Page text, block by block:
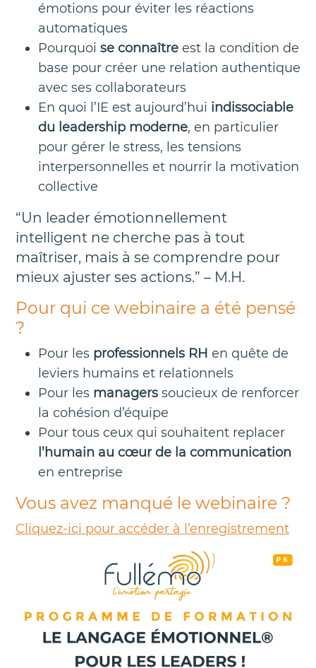
émotions pour éviter les réactions
automatiques
Pourquoi se connaître est la condition de
base pour créer une relation authentique
avec ses collaborateurs
En quoi l’IE est aujourd’hui indissociable
du leadership moderne, en particulier
pour gérer le stress, les tensions
interpersonnelles et nourrir la motivation
collective
“Un leader émotionnellement
intelligent ne cherche pas à tout
maîtriser, mais à se comprendre pour
mieux ajuster ses actions.” – M.H.
Pour qui ce webinaire a été pensé
?
Pour les professionnels RH en quête de
leviers humains et relationnels
Pour les managers soucieux de renforcer
la cohésion d’équipe
Pour tous ceux qui souhaitent replacer
l’humain au cœur de la communication
en entreprise
Vous avez manqué le webinaire ?
Cliquez-ici pour accéder à l’enregistrement